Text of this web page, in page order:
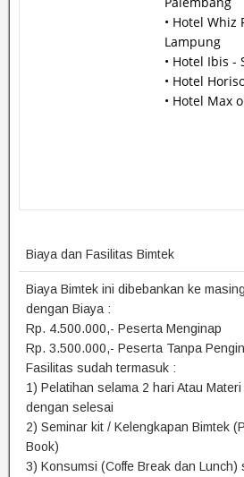
• Hotel Whiz
Lampung
• Hotel Ibis -
• Hotel
• Hotel Max
Biaya dan Fasilitas Bimtek
Biaya Bimtek ini dibebankan ke
dengan Biaya :
Rp. 4.500.000,- Peserta Menginap
Rp. 3.500.000,- Peserta Tanpa
Fasilitas sudah termasuk :
1) Pelatihan selama 2 hari Atau
dengan selesai
2) Seminar kit / Kelengkapan Bimtek
Book)
3) Konsumsi (Coffe Break dan Lunch)